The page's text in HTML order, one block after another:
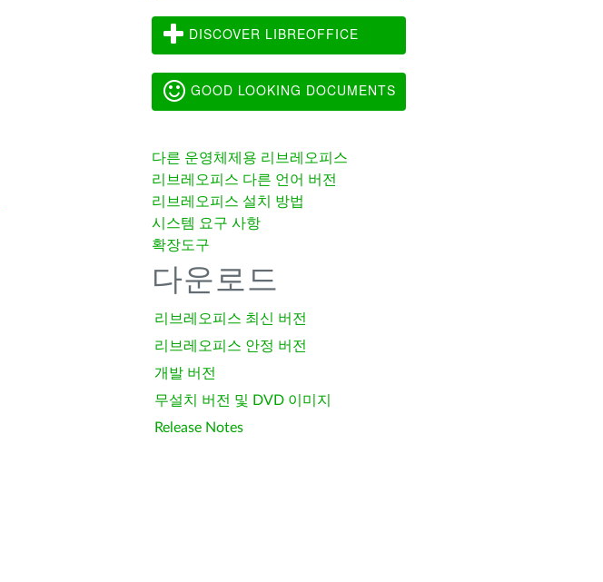
DISCOVER LIBREOFFICE
GOOD LOOKING DOCUMENTS
다른 운영체제용 리브레오피스
리브레오피스 다른 언어 버전
리브레오피스 설치 방법
시스템 요구 사항
확장도구
다운로드
리브레오피스 최신 버전
리브레오피스 안정 버전
개발 버전
무설치 버전 및 DVD 이미지
Release Notes